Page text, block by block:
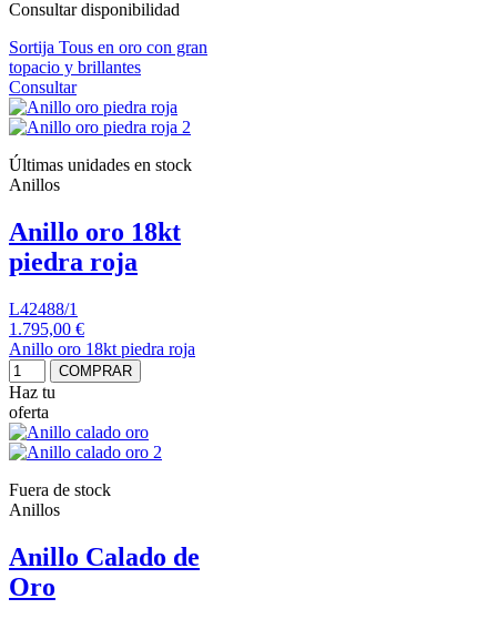
Consultar disponibilidad
Sortija Tous en oro con gran
topacio y brillantes
Consultar
Últimas unidades en stock
Anillos
Anillo oro 18kt
piedra roja
L42488/1
1.795,00 €
Anillo oro 18kt piedra roja
COMPRAR
Haz tu
oferta
Fuera de stock
Anillos
Anillo Calado de
Oro